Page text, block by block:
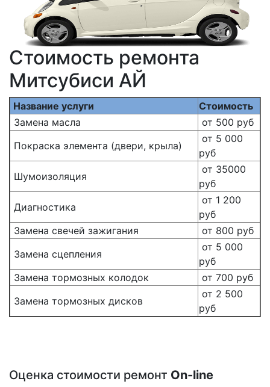
Стоимость ремонта
Митсубиси АЙ
Название услуги
Стоимость
Замена масла
от 500 руб
Покраска элемента (двери, крыла)
от 5 000
руб
Шумоизоляция
от 35000
руб
Диагностика
от 1 200
руб
Замена свечей зажигания
от 800 руб
Замена сцепления
от 5 000
руб
Замена тормозных колодок
от 700 руб
Замена тормозных дисков
от 2 500
руб
Оценка стоимости ремонт On-line